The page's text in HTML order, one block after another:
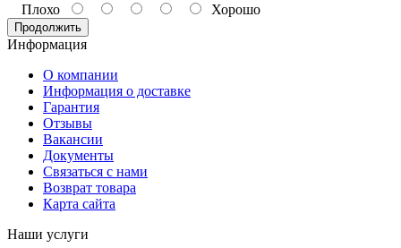
Плохо
Хорошо
Продолжить
Информация
О компании
Информация о доставке
Гарантия
Отзывы
Вакансии
Документы
Связаться с нами
Возврат товара
Карта сайта
Наши услуги